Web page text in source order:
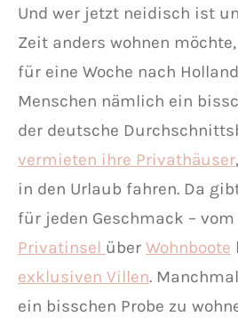
Und wer jetzt neidisch ist
Zeit anders wohnen
für eine Woche nach
Menschen nämlich ein
der deutsche
vermieten ihre Privathäuser
in den Urlaub fahren. Da
für jeden Geschmack – vom
Privatinsel über Wohnboote
exklusiven Villen.
ein bisschen Probe zu